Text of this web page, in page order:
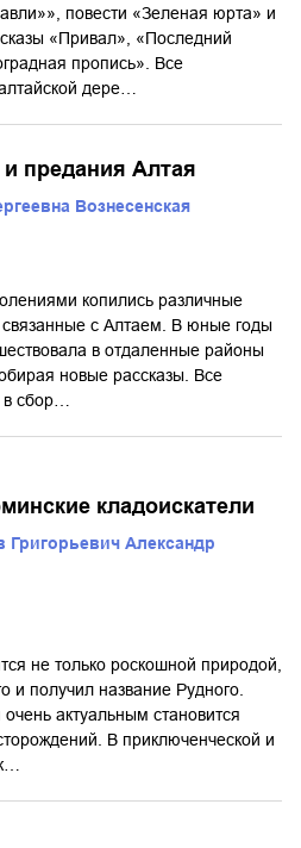
повести «Зеленая юрта» и
«Привал», «Последний
пропись». Все
дере…
и предания Алтая
Вознесенская
копились различные
связанные с Алтаем. В юные годы
в отдаленные районы
новые рассказы. Все
в сбор…
кладоискатели
Григорьевич Александр
не только роскошной природой,
и получил название Рудного.
актуальным становится
В приключенческой и